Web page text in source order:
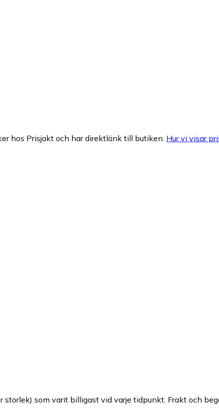
hos Prisjakt och har direktlänk till butiken. Hur vi visar
som varit billigast vid varje tidpunkt. Frakt och